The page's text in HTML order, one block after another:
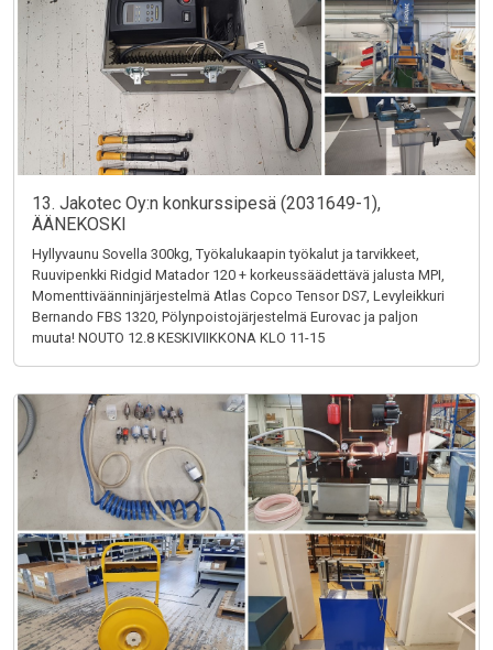
13. Jakotec Oy:n konkurssipesä (2031649-1),
ÄÄNEKOSKI
Hyllyvaunu Sovella 300kg, Työkalukaapin työkalut ja tarvikkeet,
Ruuvipenkki Ridgid Matador 120 + korkeussäädettävä jalusta MPI,
Momenttiväänninjärjestelmä Atlas Copco Tensor DS7, Levyleikkuri
Bernando FBS 1320, Pölynpoistojärjestelmä Eurovac ja paljon
muuta! NOUTO 12.8 KESKIVIIKKONA KLO 11-15